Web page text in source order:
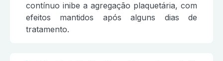
contínuo inibe a agregação plaquetária, com
efeitos mantidos após alguns dias de
tratamento.